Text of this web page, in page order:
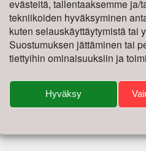
evästeitä, tallentaaksemme ja/
tekniikoiden hyväksyminen
kuten selauskäyttäytymistä tai
Suostumuksen jättäminen tai
tiettyihin ominaisuuksiin ja
Hyväksy